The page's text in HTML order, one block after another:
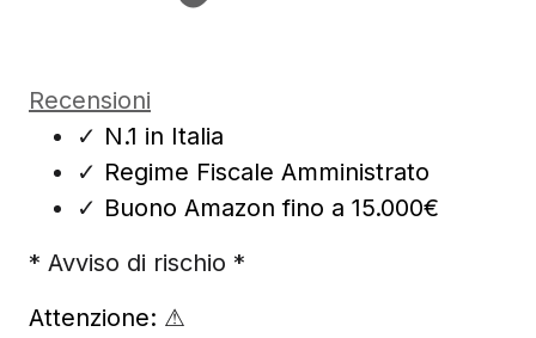
Recensioni
✓ N.1 in Italia
✓ Regime Fiscale Amministrato
✓ Buono Amazon fino a 15.000€
* Avviso di rischio *
Attenzione: ⚠